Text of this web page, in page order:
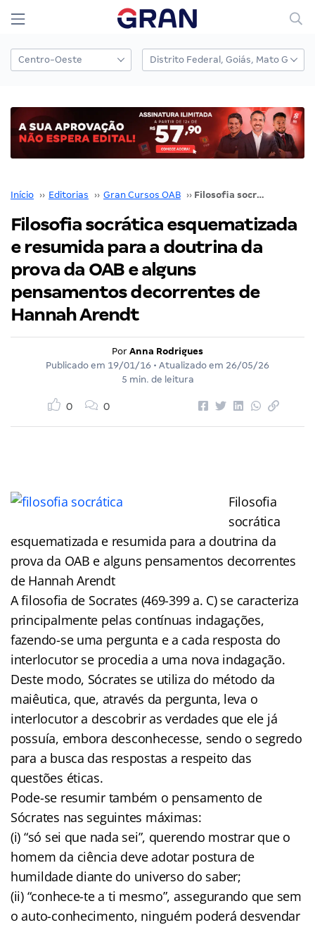
Início ›› Editorias ›› Gran Cursos OAB ›› Filosofia socrática esquematizada e resumida para a doutrina da prova da OAB e alguns pensamentos decorrentes de Hannah Arendt
Filosofia socrática esquematizada
e resumida para a doutrina da
prova da OAB e alguns
pensamentos decorrentes de
Hannah Arendt
Por Anna Rodrigues
Publicado em 19/01/16 • Atualizado em 26/05/26
5 min. de leitura
0 0
Filosofia
socrática
esquematizada e resumida para a doutrina da
prova da OAB e alguns pensamentos decorrentes
de Hannah Arendt
A filosofia de Socrates (469-399 a. C) se caracteriza
principalmente pelas contínuas indagações,
fazendo-se uma pergunta e a cada resposta do
interlocutor se procedia a uma nova indagação.
Deste modo, Sócrates se utiliza do método da
maiêutica, que, através da pergunta, leva o
interlocutor a descobrir as verdades que ele já
possuía, embora desconhecesse, sendo o segredo
para a busca das respostas a respeito das
questões éticas.
Pode-se resumir também o pensamento de
Sócrates nas seguintes máximas:
(i) “só sei que nada sei”, querendo mostrar que o
homem da ciência deve adotar postura de
humildade diante do universo do saber;
(ii) “conhece-te a ti mesmo”, assegurando que sem
o auto-conhecimento, ninguém poderá desvendar